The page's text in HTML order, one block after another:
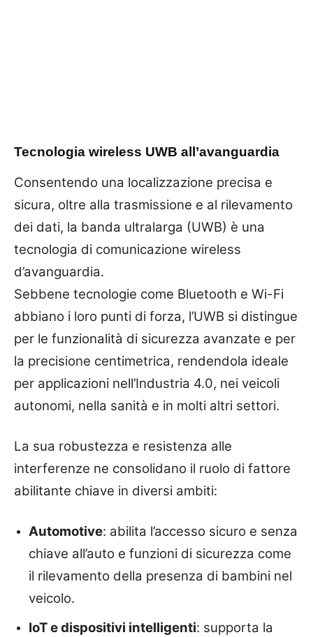
Tecnologia wireless UWB all’avanguardia
Consentendo una localizzazione precisa e
sicura, oltre alla trasmissione e al rilevamento
dei dati, la banda ultralarga (UWB) è una
tecnologia di comunicazione wireless
d’avanguardia.
Sebbene tecnologie come Bluetooth e Wi-Fi
abbiano i loro punti di forza, l’UWB si distingue
per le funzionalità di sicurezza avanzate e per
la precisione centimetrica, rendendola ideale
per applicazioni nell’Industria 4.0, nei veicoli
autonomi, nella sanità e in molti altri settori.
La sua robustezza e resistenza alle
interferenze ne consolidano il ruolo di fattore
abilitante chiave in diversi ambiti:
Automotive: abilita l’accesso sicuro e senza
chiave all’auto e funzioni di sicurezza come
il rilevamento della presenza di bambini nel
veicolo.
IoT e dispositivi intelligenti: supporta la